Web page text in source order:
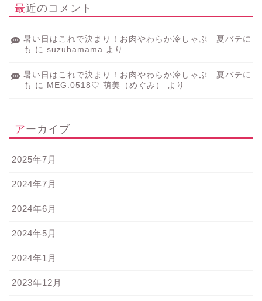
最近のコメント
暑い日はこれで決まり！お肉やわらか冷しゃぶ 夏バテに
も に suzuhamama より
暑い日はこれで決まり！お肉やわらか冷しゃぶ 夏バテに
も に MEG.0518♡ 萌美（めぐみ） より
アーカイブ
2025年7月
2024年7月
2024年6月
2024年5月
2024年1月
2023年12月